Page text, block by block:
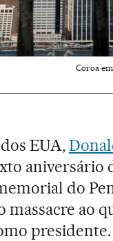
Coroa
EUA,
aniversário
do
massacre ao